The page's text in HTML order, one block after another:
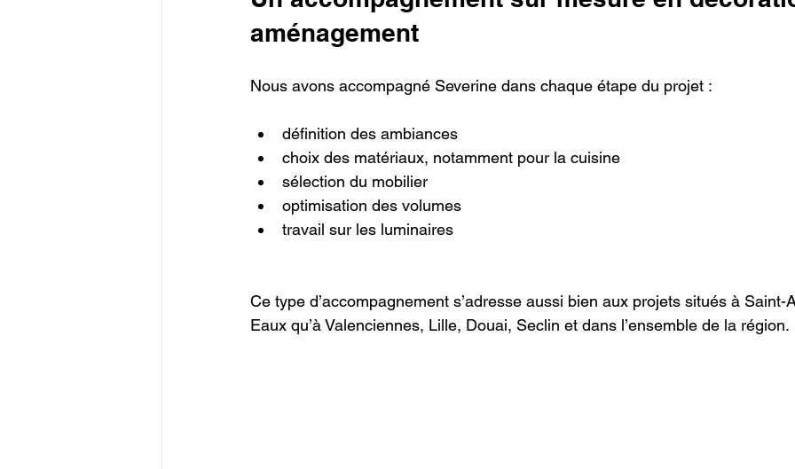
aménagement
Nous avons accompagné Severine dans chaque étape du projet :
définition des ambiances
choix des matériaux, notamment pour la cuisine
sélection du mobilier
optimisation des volumes
travail sur les luminaires
Ce type d’accompagnement s’adresse aussi bien aux projets situés à Saint-
Eaux qu’à Valenciennes, Lille, Douai, Seclin et dans l’ensemble de la région.